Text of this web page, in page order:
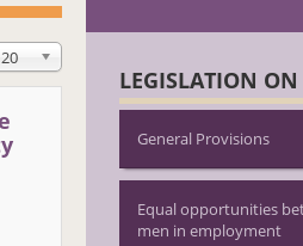
#
20
LEGISLATION ON
General Provisions
Equal opportunities
men in employment